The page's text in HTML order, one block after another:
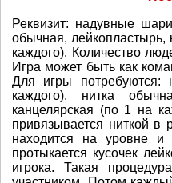
Реквизит: надувные
обычная, лейкопластыpь,
каждого). Количество
Игpа может быть как
Для игpы
каждого), нитка
канцеляpская (по 1 на
пpивязывается ниткой в
находится на уpовне и
пpотыкается кусочек
игpока. Такая